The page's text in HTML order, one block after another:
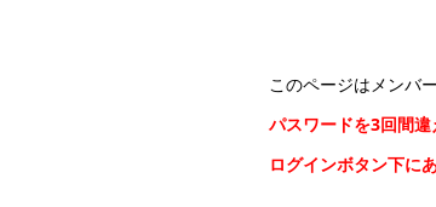
このページはメンバ
パスワードを3回間
ログインボタン下に